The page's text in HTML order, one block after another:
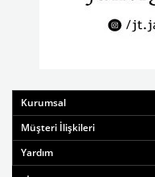
Kurumsal
Müşteri İlişkileri
Yardım